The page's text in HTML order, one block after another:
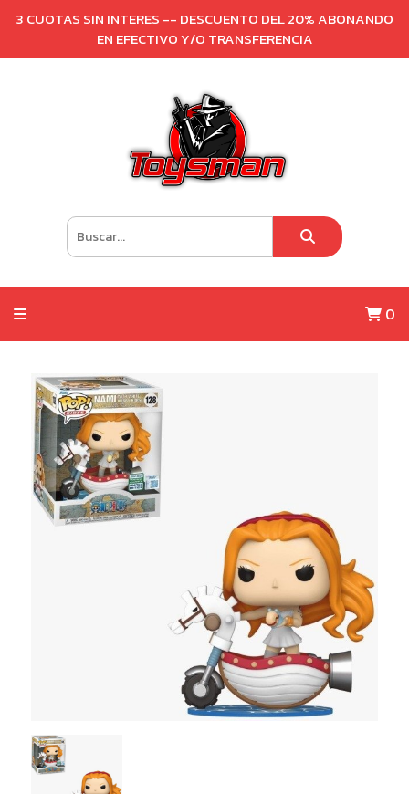
3 CUOTAS SIN INTERES -- DESCUENTO DEL 20% ABONANDO
EN EFECTIVO Y/O TRANSFERENCIA
0